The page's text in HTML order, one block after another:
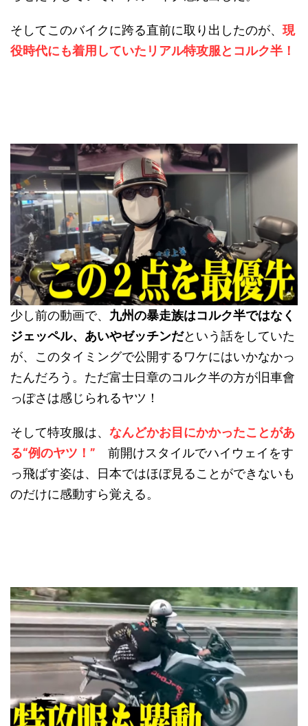
そしてこのバイクに跨る直前に取り出したのが、 現
役時代にも着用していたリアル特攻服とコルク半！
少し前の動画で、 九州の暴走族はコルク半ではなく
ジェッペル、あいやゼッチンだという話をしていた
が、このタイミングで公開するワケにはいかなかっ
たんだろう。ただ富士日章のコルク半の方が旧車會
っぽさは感じられるヤツ！
そして特攻服は、 なんどかお目にかかったことがあ
る“例のヤツ！” 前開けスタイルでハイウェイをす
っ飛ばす姿は、日本ではほぼ見ることができないも
のだけに感動すら覚える。